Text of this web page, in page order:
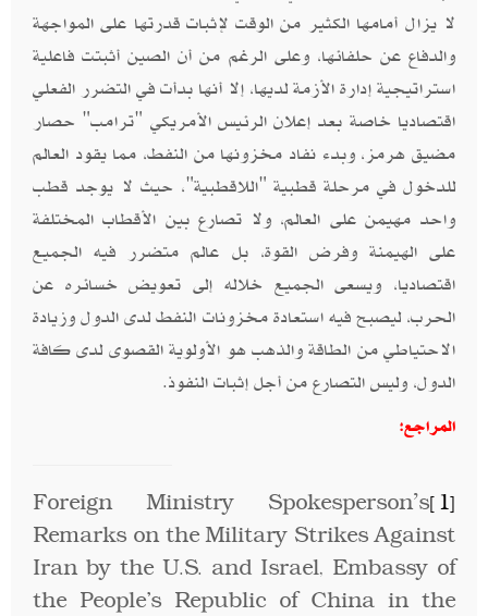
لا يزال أمامها الكثير من الوقت لإثبات قدرتها على المواجهة
والدفاع عن حلفائها، وعلى الرغم من أن الصين أثبتت فاعلية
استراتيجية إدارة الأزمة لديها، إلا أنها بدأت في التضرر الفعلي
اقتصاديا خاصة بعد إعلان الرئيس الأمريكي "ترامب" حصار
مضيق هرمز، وبدء نفاد مخزونها من النفط، مما يقود العالم
للدخول في مرحلة قطبية "اللاقطبية"، حيث لا يوجد قطب
واحد مهيمن على العالم، ولا تصارع بين الأقطاب المختلفة
على الهيمنة وفرض القوة، بل عالم متضرر فيه الجميع
اقتصاديا، ويسعى الجميع خلاله إلى تعويض خسائره عن
الحرب، ليصبح فيه استعادة مخزونات النفط لدى الدول وزيادة
الاحتياطي من الطاقة والذهب هو الأولوية القصوى لدى كافة
الدول، وليس التصارع من أجل إثبات النفوذ.
المراجع:
[1]
Foreign Ministry Spokesperson’s
Remarks on the Military Strikes Against
Iran by the U.S. and Israel, Embassy of
the People's Republic of China in the